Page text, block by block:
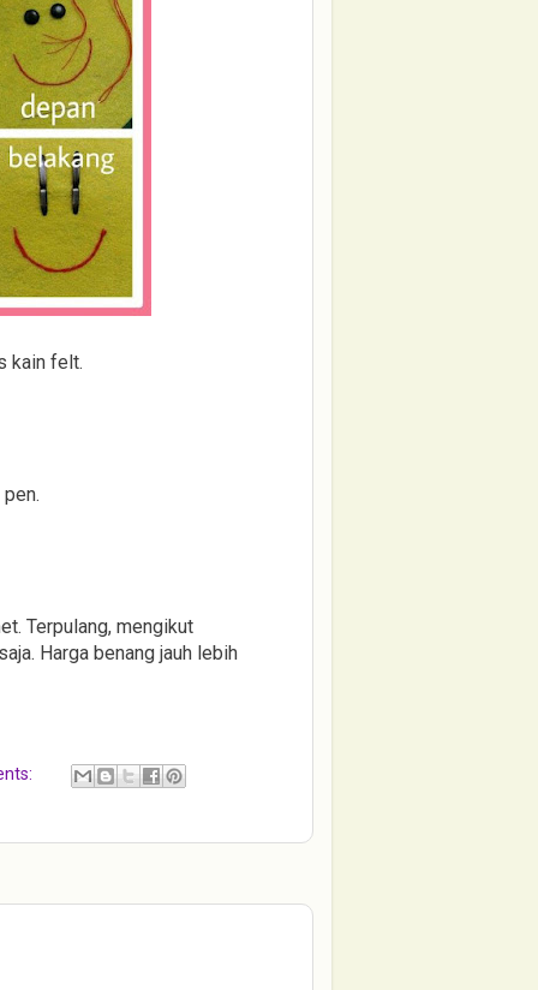
kain felt.
Terpulang, mengikut
Harga benang jauh lebih